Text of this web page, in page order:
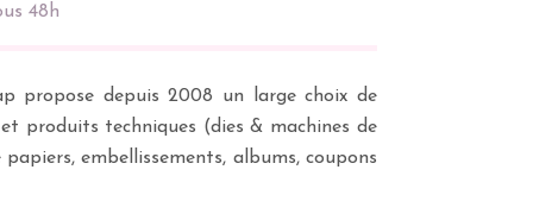
48h
propose depuis 2008 un large choix de
produits techniques (dies & machines de
embellissements, albums, coupons